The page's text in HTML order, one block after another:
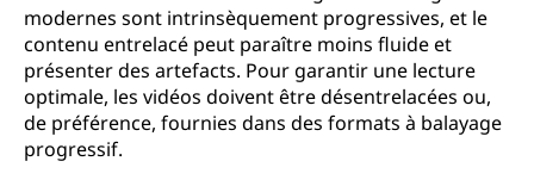
modernes sont intrinsèquement progressives, et le
contenu entrelacé peut paraître moins fluide et
présenter des artefacts. Pour garantir une lecture
optimale, les vidéos doivent être désentrelacées ou,
de préférence, fournies dans des formats à balayage
progressif.